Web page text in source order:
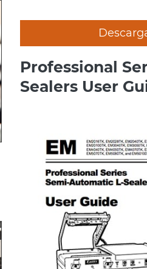
Professional
Sealers User